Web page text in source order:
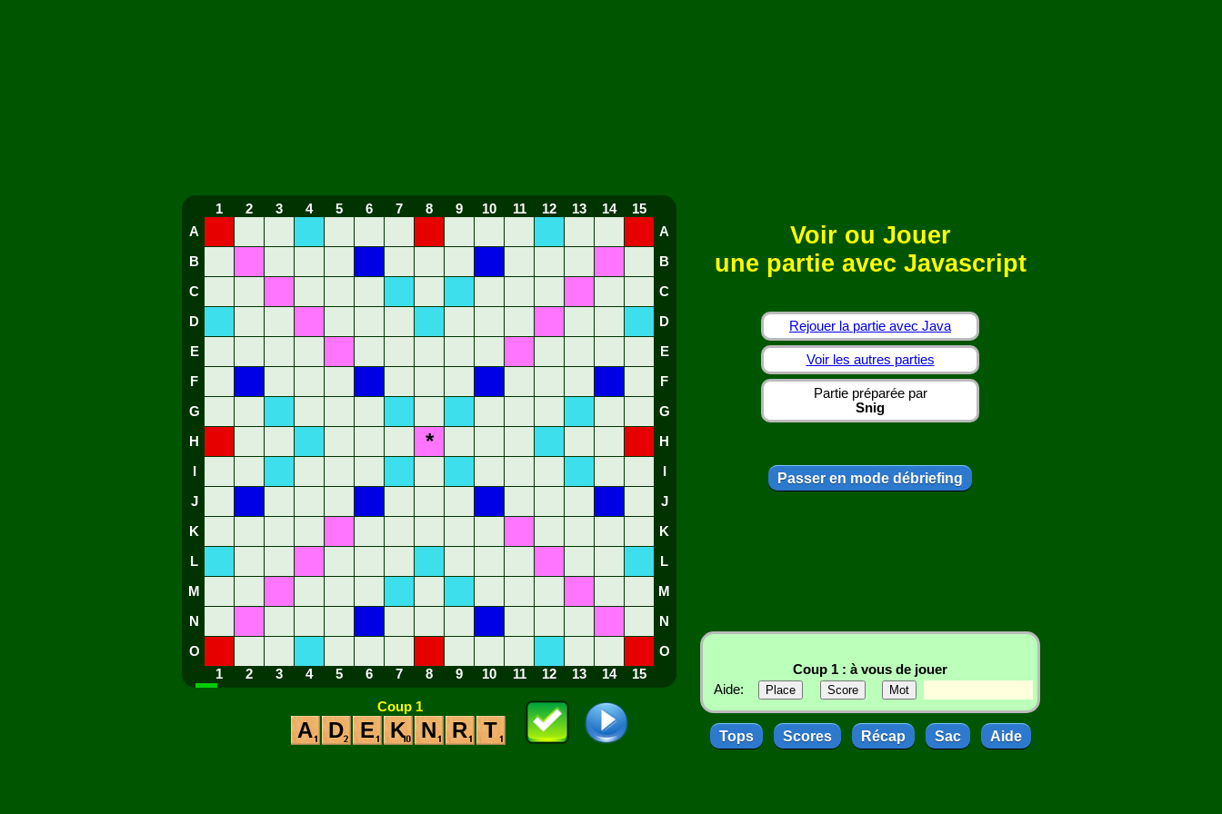
1 2 3 4 5 6 7 8 9 10 11 12 13 14
15
A
A
B B
C C
D D
E E
F F
G G
H * H
J J
K K
L L
M M
N N
O
O
1
2 3 4 5 6 7 8 9 10 11 12 13 14 15
Coup 1
A D E K N R T
Voir ou Jouer
une partie avec Javascript
Rejouer la partie avec Java
Voir les autres parties
Partie préparée par
Snig
Passer en mode débriefing
Coup 1 : à vous de jouer
Aide:
Tops Scores Récap Sac Aide